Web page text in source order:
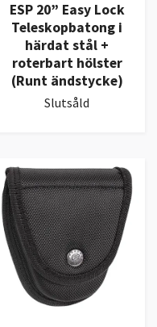
ESP 20” Easy Lock
Teleskopbatong i
härdat stål +
roterbart hölster
(Runt ändstycke)
Slutsåld